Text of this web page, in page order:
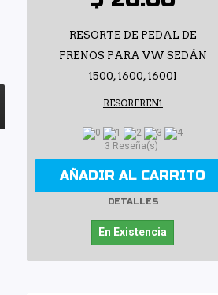
RESORTE DE PEDAL DE
FRENOS PARA VW SEDÁN
1500, 1600, 1600I
RESORFREN1
3 Reseña(s)
AÑADIR AL CARRITO
DETALLES
En Existencia